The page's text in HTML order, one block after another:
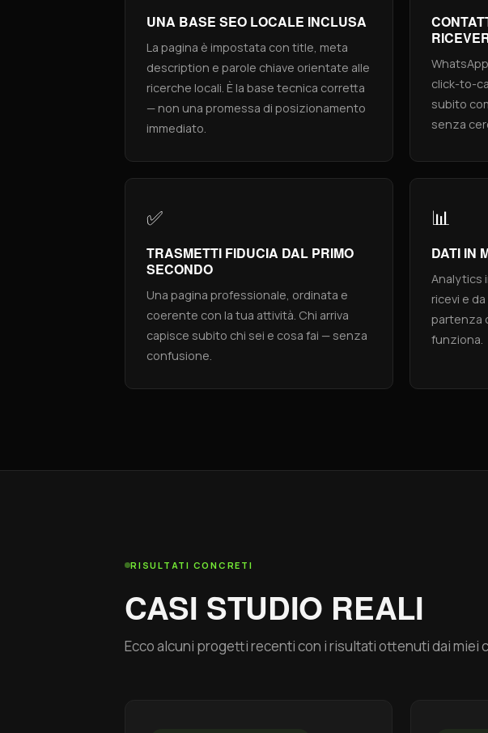
UNA BASE SEO LOCALE INCLUSA
La pagina è impostata con title, meta
description e parole chiave orientate alle
ricerche locali. È la base tecnica corretta
— non una promessa di posizionamento
immediato.
click-to-
subito
senza
✅
TRASMETTI FIDUCIA DAL PRIMO
SECONDO
Una pagina professionale, ordinata e
coerente con la tua attività. Chi arriva
capisce subito chi sei e cosa fai — senza
confusione.
📊
DATI IN
Analytics
ricevi e
partenza
funziona.
RISULTATI CONCRETI
CASI STUDIO REALI
Ecco alcuni progetti recenti con i risultati ottenuti dai miei